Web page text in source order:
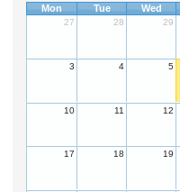
Mon Tue Wed
27 28 29
3 4 5
10 11 12
17 18 19